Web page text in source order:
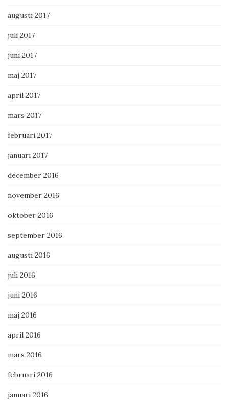
augusti 2017
juli 2017
juni 2017
maj 2017
april 2017
mars 2017
februari 2017
januari 2017
december 2016
november 2016
oktober 2016
september 2016
augusti 2016
juli 2016
juni 2016
maj 2016
april 2016
mars 2016
februari 2016
januari 2016